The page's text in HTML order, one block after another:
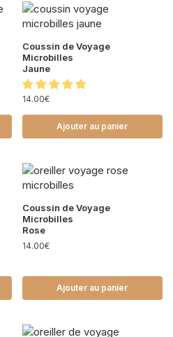
Coussin de Voyage
Microbilles
Jaune
14.00€
Ajouter au panier
Coussin de Voyage
Microbilles
Rose
14.00€
Ajouter au panier